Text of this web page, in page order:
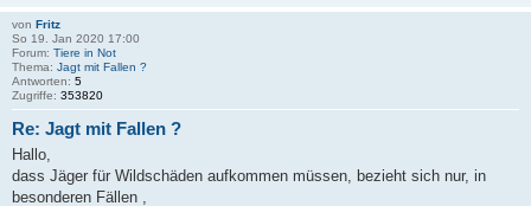
von Fritz
So 19. Jan 2020 17:00
Forum: Tiere in Not
Thema: Jagt mit Fallen ?
Antworten: 5
Zugriffe: 353820
Re: Jagt mit Fallen ?
Hallo,
dass Jäger für Wildschäden aufkommen müssen, bezieht sich nur, in
besonderen Fällen ,